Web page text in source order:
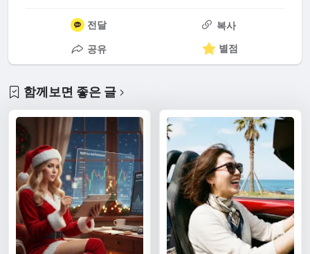
전달
복사
공유
별점
함께보면 좋은 글